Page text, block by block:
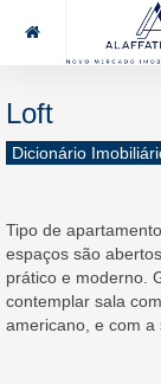
85 99969.7464
Loft
Dicionário
Tipo de
espaços são
prático e moderno.
contemplar sala
americano, e com a